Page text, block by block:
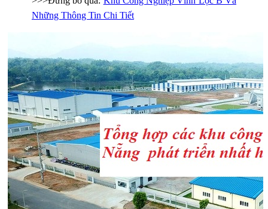
Những Thông Tin Chi Tiết